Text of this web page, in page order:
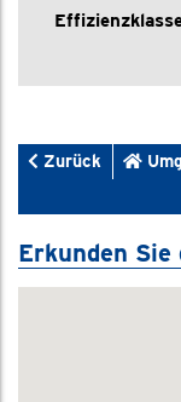
Zurück
Erkunden